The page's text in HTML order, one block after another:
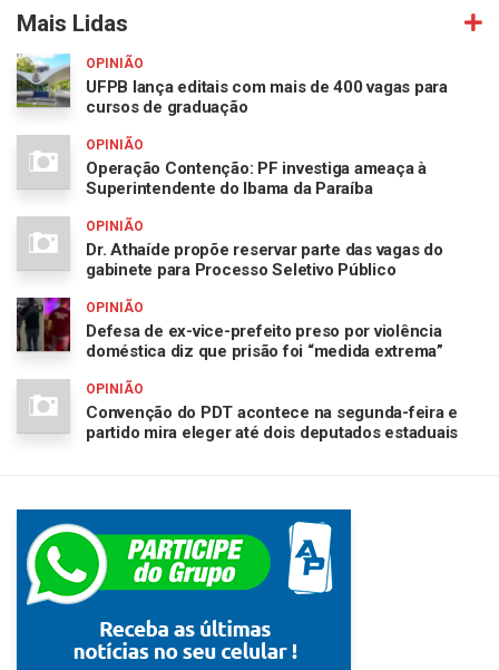
Mais Lidas
OPINIÃO
UFPB lança editais com mais de 400 vagas para
cursos de graduação
OPINIÃO
Operação Contenção: PF investiga ameaça à
Superintendente do Ibama da Paraíba
OPINIÃO
Dr. Athaíde propõe reservar parte das vagas do
gabinete para Processo Seletivo Público
OPINIÃO
Defesa de ex-vice-prefeito preso por violência
doméstica diz que prisão foi “medida extrema”
OPINIÃO
Convenção do PDT acontece na segunda-feira e
partido mira eleger até dois deputados estaduais